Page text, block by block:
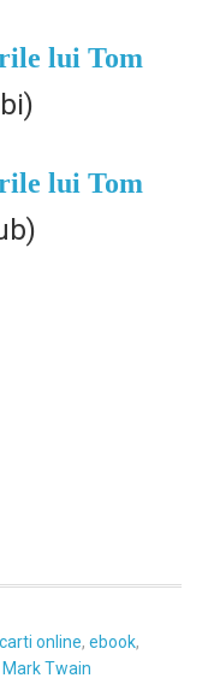
lui Tom
lui Tom
carti online,ebook,
Mark Twain